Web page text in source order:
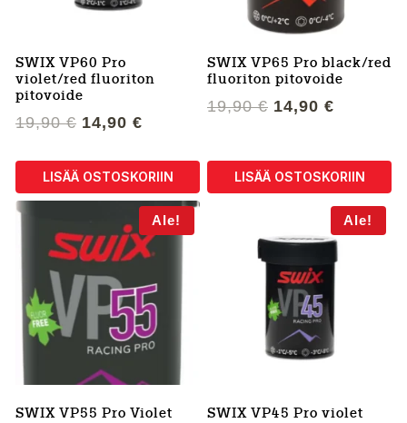
SWIX VP60 Pro
violet/red fluoriton
pitovoide
19,90€ Alkuperäinen
oli:
19,90 €.
14,90 €
on:
14,90 €.
LISÄÄ OSTOSKORIIN
SWIX VP65 Pro black/red
fluoriton pitovoide
19,90€ Alkuperäinen
19,90 €.
14,90 €
14,90 €.
LISÄÄ OSTOSKORIIN
Ale!
SWIX VP55 Pro Violet
Ale!
SWIX VP45 Pro violet